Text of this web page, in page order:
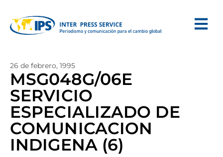
26 de febrero, 1995
MSG048G/06E
SERVICIO
ESPECIALIZADO DE
COMUNICACION
INDIGENA (6)